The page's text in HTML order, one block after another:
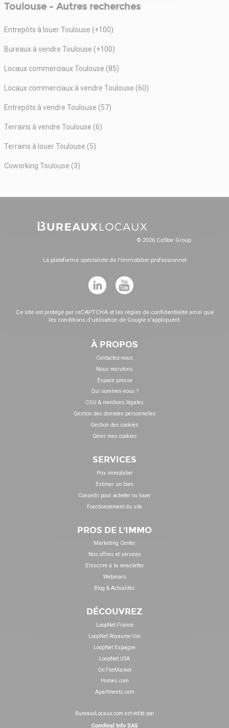
Toulouse - Autres recherches
Entrepôts à louer Toulouse (+100)
Bureaux à vendre Toulouse (+100)
Locaux commerciaux Toulouse (85)
Locaux commerciaux à vendre Toulouse (60)
Entrepôts à vendre Toulouse (57)
Terrains à vendre Toulouse (6)
Terrains à louer Toulouse (5)
Coworking Toulouse (3)
© 2026 CoStar Group
La plateforme spécialiste de l'immobilier professionnel
Ce site est protégé par reCAPTCHA et les règles de confidentialitéainsi que
les conditions d'utilisation de Google s'appliquent.
À PROPOS
Contactez-nous
Nous recrutons
Espace presse
Qui sommes-nous ?
CGU & mentions légales
Gestion des données personnelles
Gestion des cookies
Gérer mes cookies
SERVICES
Prix immobilier
Estimer un bien
Conseils pour acheter ou louer
Fonctionnement du site
PROS DE L'IMMO
Marketing Center
Nos offres et services
S'inscrire à la newsletter
Webinars
Blog & Actualités
DÉCOUVREZ
LoopNet France
LoopNet Royaume-Uni
LoopNet Espagne
LoopNet USA
OnTheMarket
Homes.com
Apartments.com
BureauxLocaux.com est édité par
ComReal Info SAS